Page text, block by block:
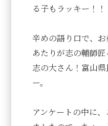
る子もラッキー！！
辛めの語り口で、
あたりが志の輔師
志の大さん！富山
ー。
アンケートの中に